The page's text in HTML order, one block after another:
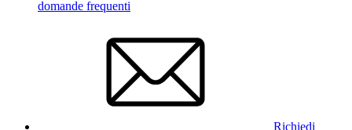
domande frequenti
Richiedi